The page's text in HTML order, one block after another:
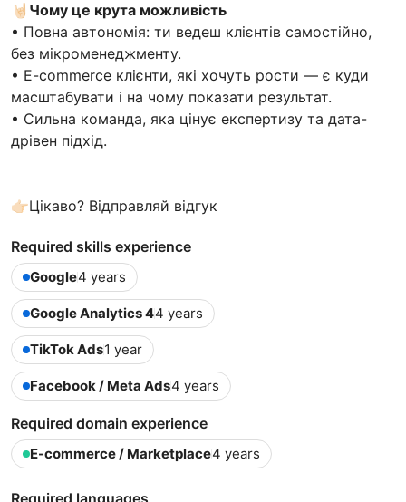
🤘🏻 Чому це крута можливість
• Повна автономія: ти ведеш клієнтів самостійно,
без мікроменеджменту.
• E-commerce клієнти, які хочуть рости — є куди
масштабувати і на чому показати результат.
• Сильна команда, яка цінує експертизу та дата-
дрівен підхід.
👉🏻Цікаво? Відправляй відгук
Required skills experience
Google4 years
Google Analytics 44 years
TikTok Ads1 year
Facebook / Meta Ads4 years
Required domain experience
E-commerce / Marketplace4 years